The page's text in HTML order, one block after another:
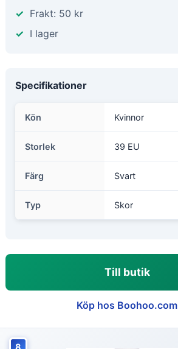
Frakt: 50 kr
I lager
Specifikationer
Kön Kvinnor
Storlek 39 EU
Färg Svart
Typ Skor
Till butik
Köp hos Boohoo.com
8